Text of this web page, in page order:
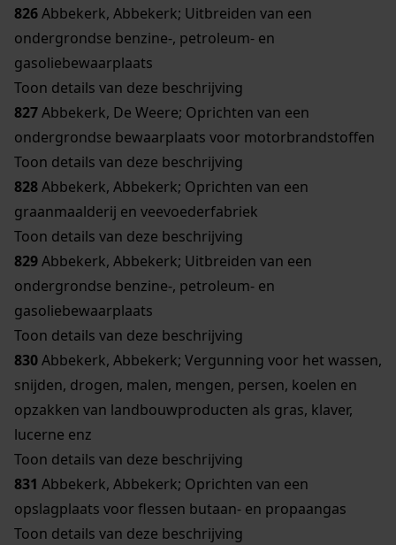
826Abbekerk, Abbekerk; Uitbreiden van een
ondergrondse benzine-, petroleum- en
gasoliebewaarplaats
Toon details van deze beschrijving
827Abbekerk, De Weere; Oprichten van een
ondergrondse bewaarplaats voor motorbrandstoffen
Toon details van deze beschrijving
828Abbekerk, Abbekerk; Oprichten van een
graanmaalderij en veevoederfabriek
Toon details van deze beschrijving
829Abbekerk, Abbekerk; Uitbreiden van een
ondergrondse benzine-, petroleum- en
gasoliebewaarplaats
Toon details van deze beschrijving
830Abbekerk, Abbekerk; Vergunning voor het wassen,
snijden, drogen, malen, mengen, persen, koelen en
opzakken van landbouwproducten als gras, klaver,
lucerne enz
Toon details van deze beschrijving
831 Abbekerk, Abbekerk; Oprichten van een
opslagplaats voor flessen butaan- en propaangas
Toon details van deze beschrijving